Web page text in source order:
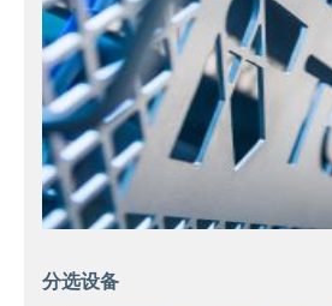
分选设备